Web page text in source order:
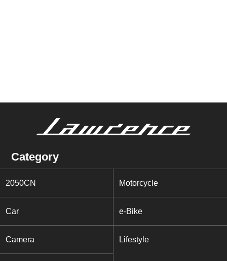
Category
2050CN Motorcycle
Car e-Bike
Camera Lifestyle